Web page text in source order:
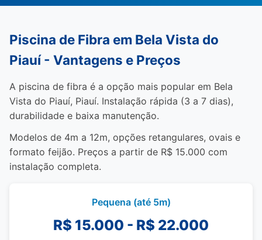
Piscina de Fibra em Bela Vista do
Piauí - Vantagens e Preços
A piscina de fibra é a opção mais popular em Bela
Vista do Piauí, Piauí. Instalação rápida (3 a 7 dias),
durabilidade e baixa manutenção.
Modelos de 4m a 12m, opções retangulares, ovais e
formato feijão. Preços a partir de R$ 15.000 com
instalação completa.
Pequena (até 5m)
R$ 15.000 - R$ 22.000